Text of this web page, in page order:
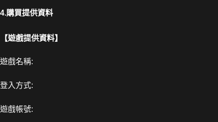
4.購買提供資料
【遊戲提供資料】
遊戲名稱:
登入方式:
遊戲帳號: